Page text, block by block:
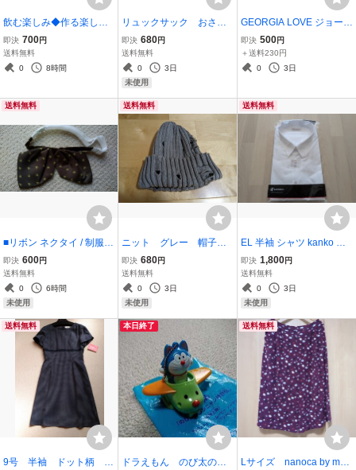
飲む楽しみ◆作る楽し
み ベストカクテル 作
り方 プロがすすめるベ
ーシック 監修 日本ホ
即決 700円
送料無料
0
8時間
リュックサック おさる
のジョージ ブルー 未
使用
即決 680円
送料無料
0
3日
未使用
GEORGIA LOVE ジョージ
ア ラブ レディース
デニム ジーンズ パン
ツ ビッグジョン w66
即決 500円
＋送料230円
0
3日
送料無料
■リボン ネクタイ / 制服 O
L 学生 新品 コスプレ
即決 600円
送料無料
0
6時間
未使用
送料無料
ニット グレー 帽子
キャップ ダメージ風
新品
即決 680円
送料無料
0
3日
未使用
送料無料
EL 半袖 シャツ kanko 白
ホワイト カッターシャツ
メンズ 制服 男子 高校 中
学 日本製 新品タグ付き
即決 1,800円
送料無料
0
3日
未使用
送料無料
9号 半袖 ドット柄 ワ
本日終了
ドラえもん のび太のワ
送料無料
Lサイズ nanoca by mac